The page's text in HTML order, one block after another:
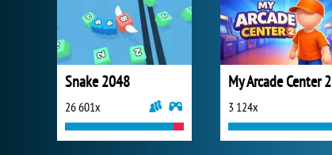
Snake 2048
26 601x
My Arcade Center 2
3 124x